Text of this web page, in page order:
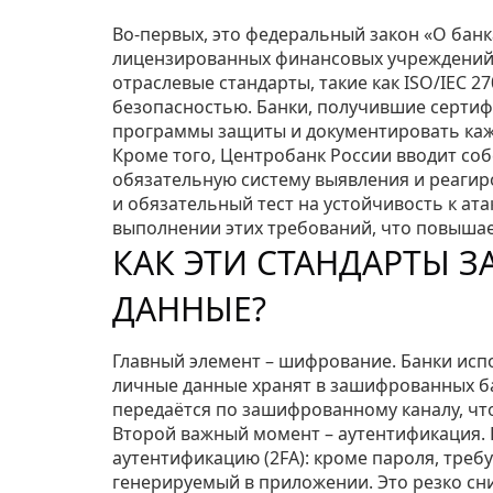
Во-первых, это федеральный закон «О
лицензированных финансовых
отраслевые стандарты, такие как ISO/
безопасностью. Банки, получившие
программы защиты и документировать
Кроме того, Центробанк России вводит
обязательную систему выявления и
и обязательный тест на устойчивость к
выполнении этих требований, что
КАК ЭТИ СТАНДАРТЫ
ДАННЫЕ?
Главный элемент – шифрование. Банки
личные данные хранят в зашифрованных
передаётся по зашифрованному каналу,
Второй важный момент –
аутентификацию (2FA): кроме пароля,
генерируемый в приложении. Это резко